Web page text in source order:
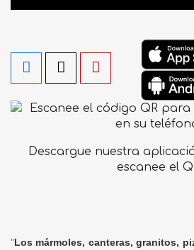
Descargue nuestra
escanee el
"Los mármoles, canteras, granitos,